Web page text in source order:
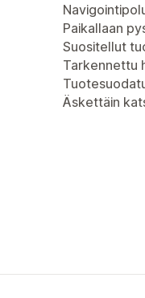
Paikallaan
Suositellut
Tarkennettu
Äskettäin